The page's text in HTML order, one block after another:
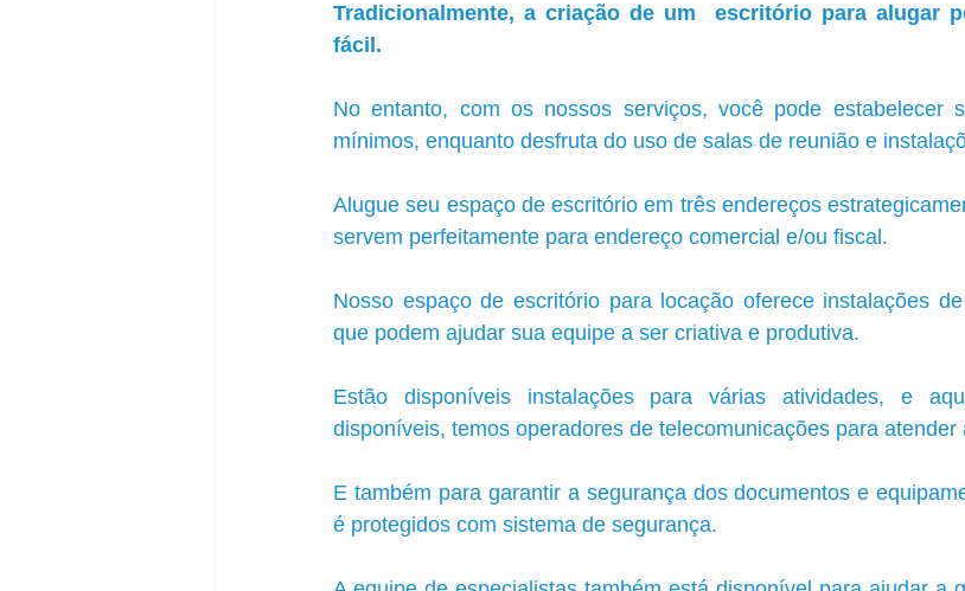
Tradicionalmente, a criação de um  escritório para alugar
fácil.
No entanto, com os nossos serviços, você pode estabelecer
mínimos, enquanto desfruta do uso de salas de reunião e
Alugue seu espaço de escritório em três endereços
servem perfeitamente para endereço comercial e/ou fiscal.
Nosso espaço de escritório para locação oferece instalações
que podem ajudar sua equipe a ser criativa e produtiva.
Estão disponíveis instalações para várias atividades, e
disponíveis, temos operadores de telecomunicações para
E também para garantir a segurança dos documentos e
é protegidos com sistema de segurança.